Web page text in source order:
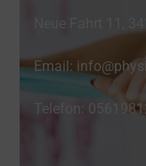
Neue Fahrt 11,
Email:
Telefon: